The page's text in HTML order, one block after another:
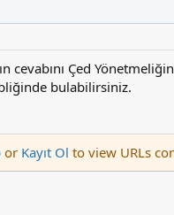
s
u
z
o
a
cevabını Çed
bulabilirsiniz.
or Kayıt Ol to view URLs